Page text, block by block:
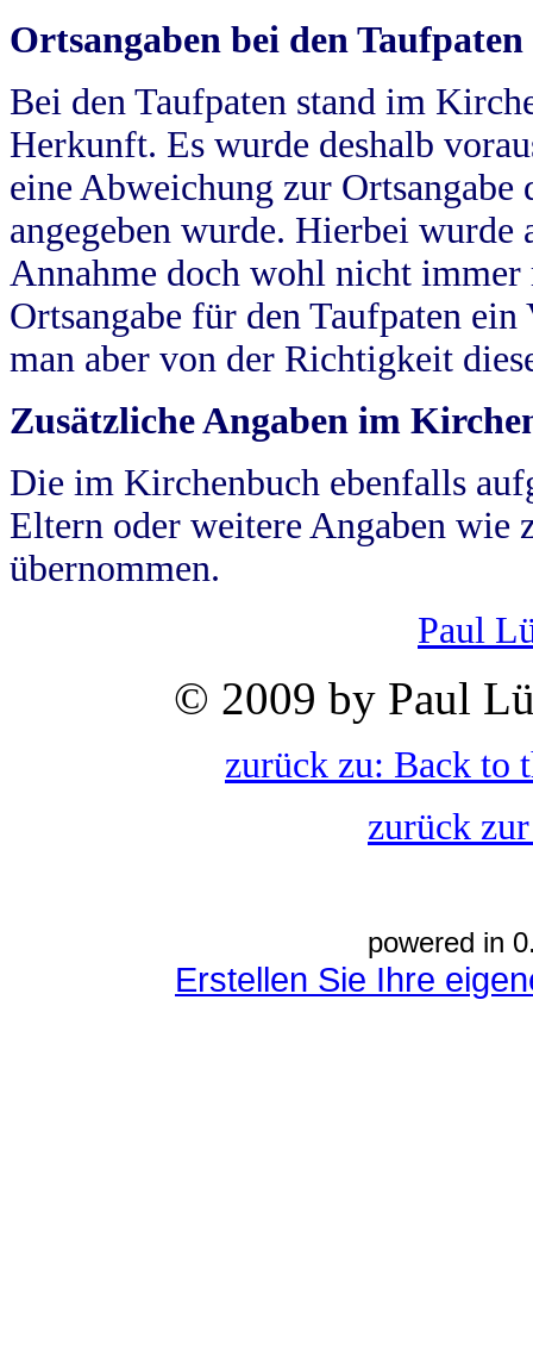
Ortsangaben bei den Taufpaten
Bei den Taufpaten stand im
Herkunft. Es wurde deshalb
eine Abweichung zur
angegeben wurde. Hierbei wurde
Annahme doch wohl nicht
Ortsangabe für den Taufpaten
man aber von der Richtigkeit
Zusätzliche Angaben im
Die im Kirchenbuch ebenfalls
Eltern oder weitere Angaben wie
übernommen.
Paul
© 2009 by Paul
zurück zu: Back to
zurück
powered in
Erstellen Sie Ihre